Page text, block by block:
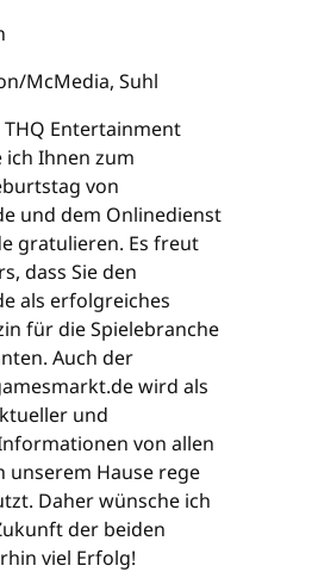
McMedia, Suhl
Entertainment
ich Ihnen zum
von
und dem Onlinedienst
gratulieren. Es freut
dass Sie den
als erfolgreiches
für die Spielebranche
Auch der
wird als
und
von allen
unserem Hause rege
Daher wünsche ich
der beiden
viel Erfolg!